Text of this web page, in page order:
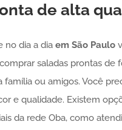
de alta
no dia a dia em São Paulo
saladas prontas
família ou amigos. Você
e qualidade. Existem
da rede Oba, como